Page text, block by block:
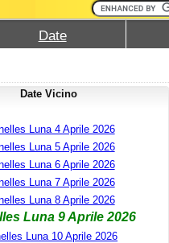
Date
Date Vicino
Luna 4 Aprile 2026
Luna 5 Aprile 2026
Luna 6 Aprile 2026
Luna 7 Aprile 2026
Luna 8 Aprile 2026
Luna 9 Aprile 2026
Luna 10 Aprile 2026